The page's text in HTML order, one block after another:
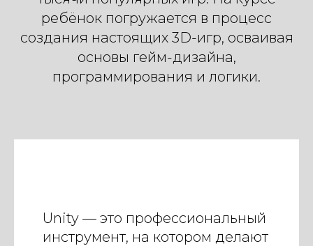
ребёнок погружается в процесс
создания настоящих 3D-игр, осваивая
основы гейм-дизайна,
программирования и логики.
Unity — это профессиональный
инструмент, на котором делают